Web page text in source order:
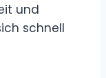
und
schnell